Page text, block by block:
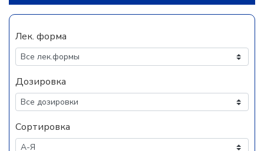
Лек. форма
Дозировка
Сортировка